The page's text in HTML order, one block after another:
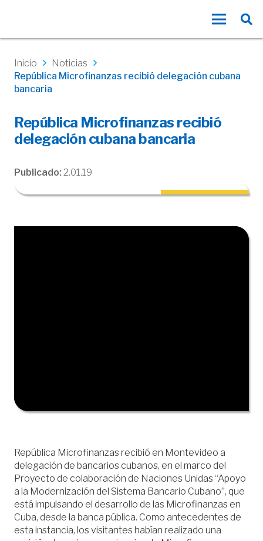
Inicio
Noticias
República Microfinanzas recibió delegación cubana
bancaria
República Microfinanzas recibió
delegación cubana bancaria
Publicado: 2.01.19
República Microfinanzas recibió en Montevideo a
delegación de bancarios cubanos, en el marco del
Proyecto de colaboración de Naciones Unidas “Apoyo
a la Modernización del Sistema Bancario Cubano”, que
está impulsando el desarrollo de las Microfinanzas en
Cuba, desde la banca pública. Como antecedentes de
esta instancia, los visitantes habían realizado una